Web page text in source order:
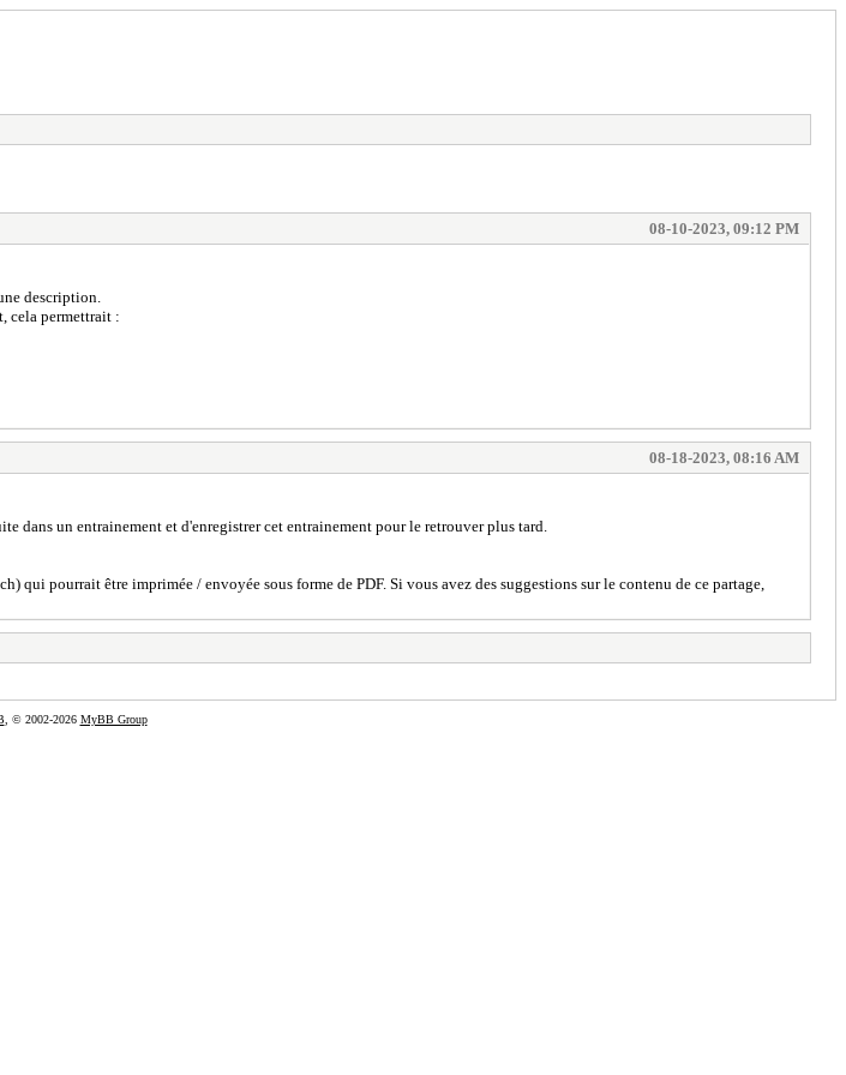
08-10-2023, 09:12 PM
description.
cela permettrait :
08-18-2023, 08:16 AM
dans un entrainement et d'enregistrer cet entrainement pour le retrouver plus tard.
qui pourrait être imprimée / envoyée sous forme de PDF. Si vous avez des suggestions sur le contenu de ce partage,
, © 2002-2026 MyBB Group